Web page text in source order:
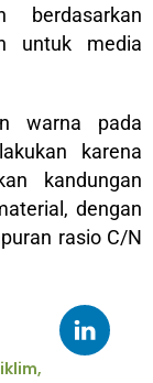
berdasarkan
untuk media
warna pada
karena
kandungan
dengan
rasio C/N
,